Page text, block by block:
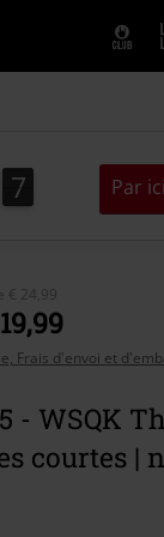
5
6
5
7
6 Par
€ 24,99
Frais d'envoi et
- WSQK
courtes |